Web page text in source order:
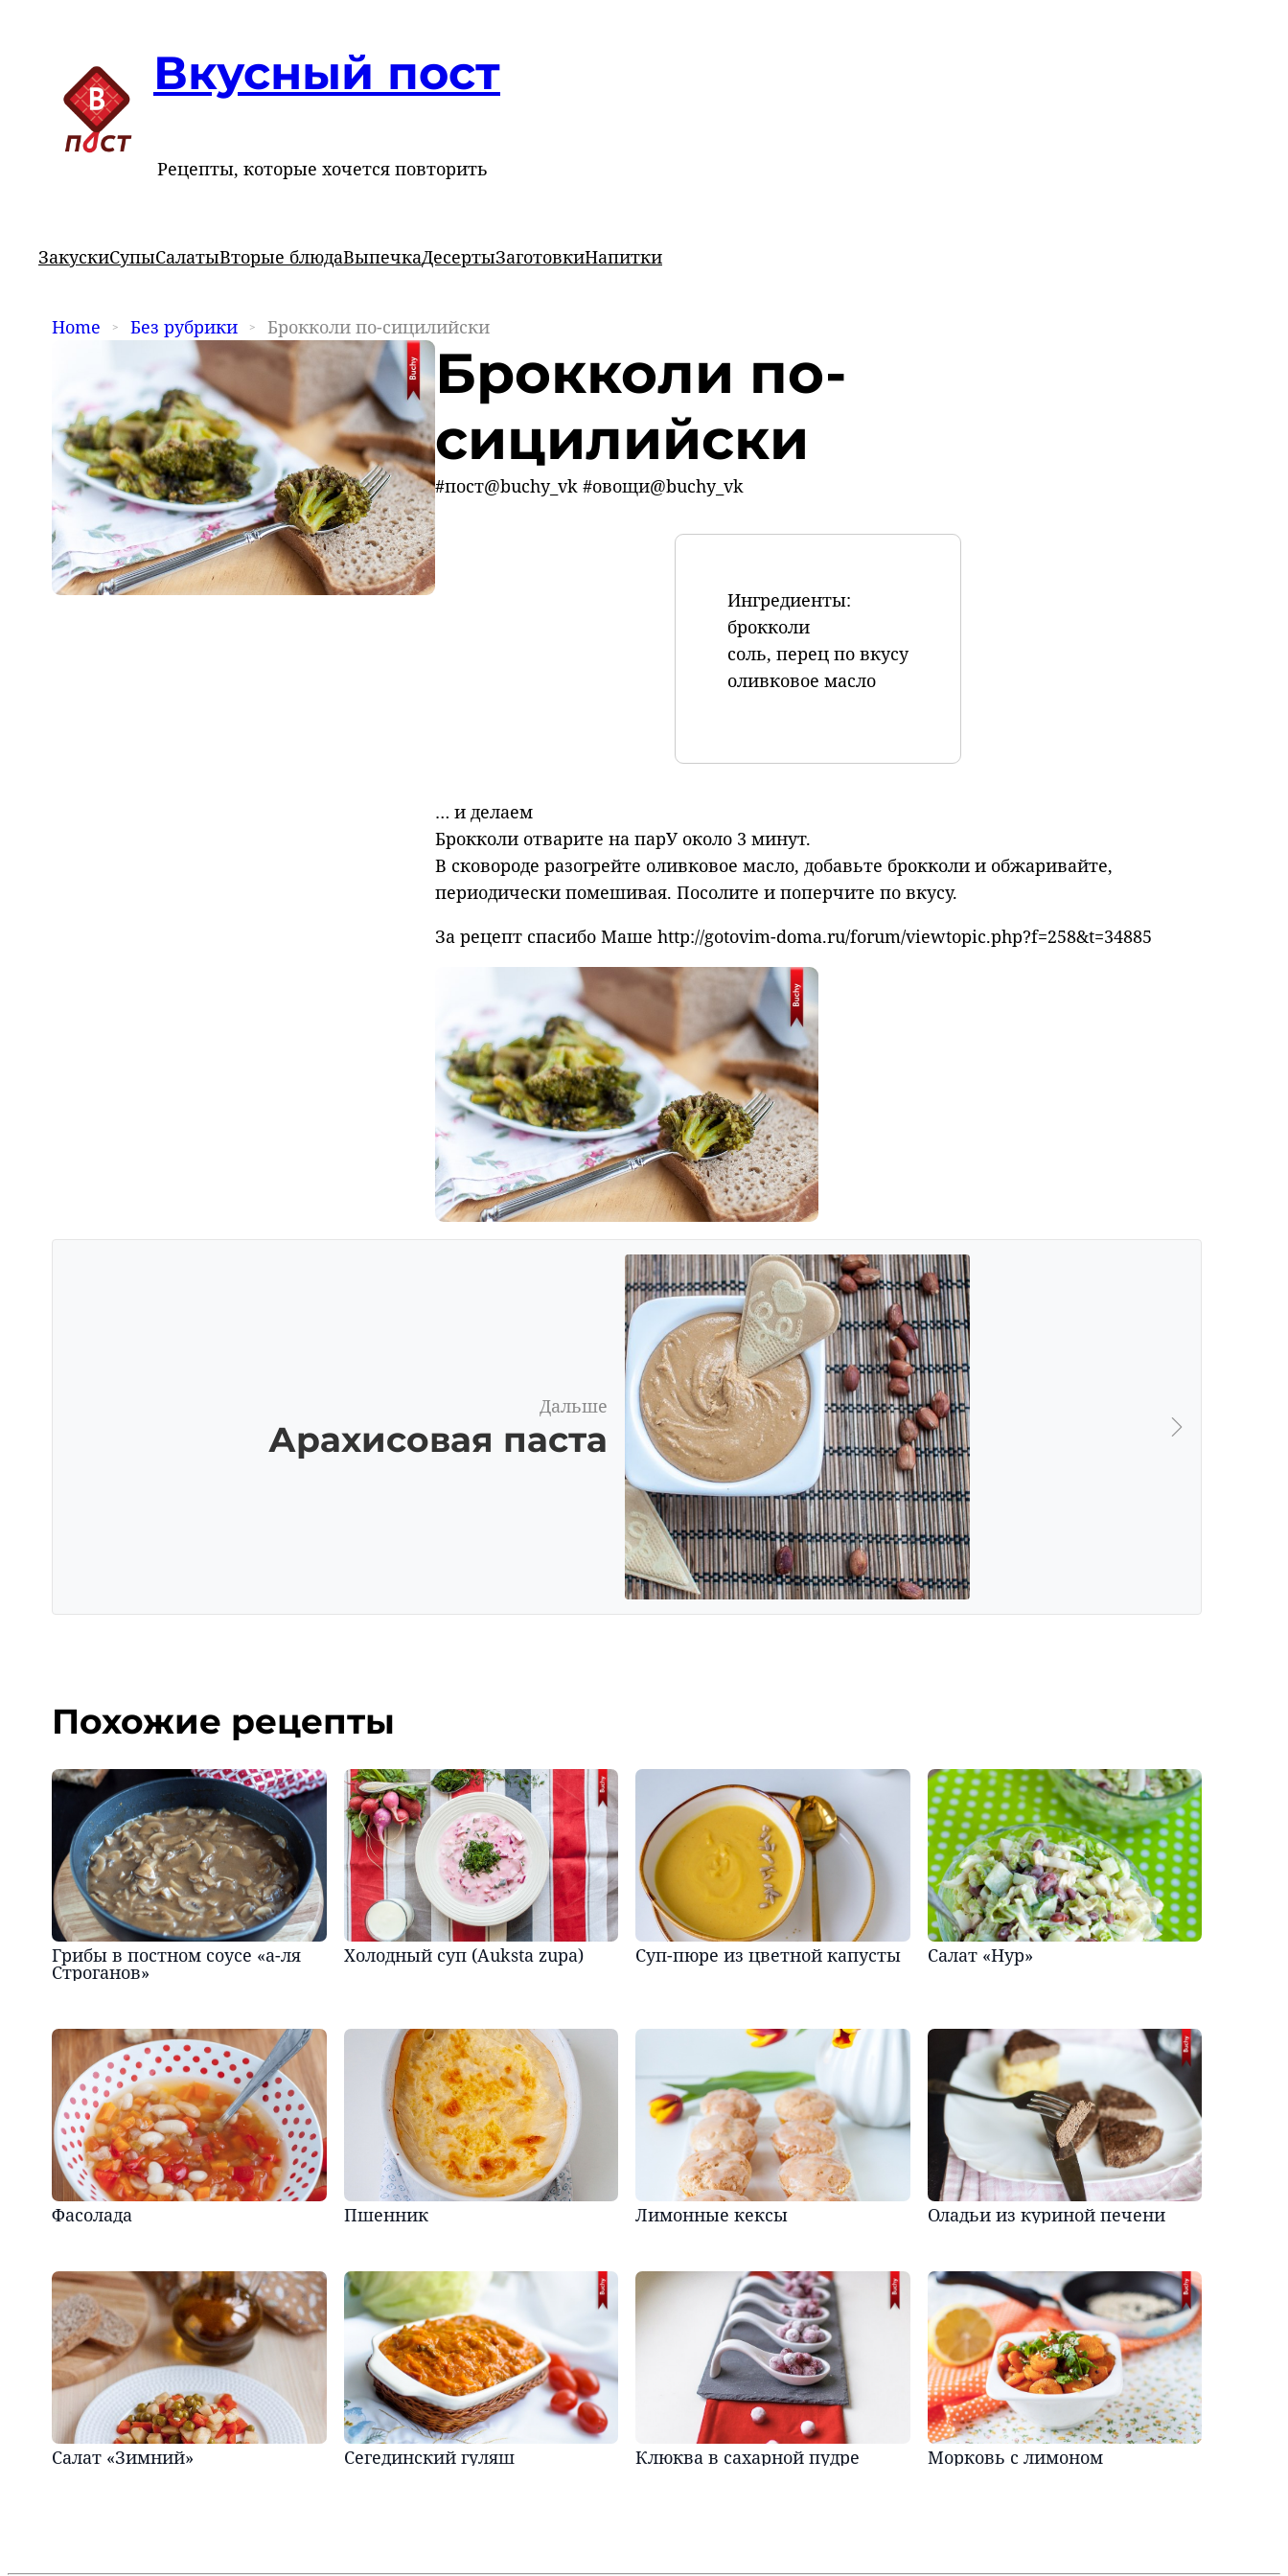
Вкусный пост
Рецепты, которые хочется повторить
ЗакускиСупыСалатыВторые блюдаВыпечкаДесертыЗаготовкиНапитки
Home Без рубрики Брокколи по-сицилийски
Брокколи по-
сицилийски
#пост@buchy_vk #овощи@buchy_vk
Ингредиенты:
брокколи
соль, перец по вкусу
оливковое масло
… и делаем
Брокколи отварите на парУ около 3 минут.
В сковороде разогрейте оливковое масло, добавьте брокколи и обжаривайте,
периодически помешивая. Посолите и поперчите по вкусу.
За рецепт спасибо Маше http://gotovim-doma.ru/forum/viewtopic.php?f=258&t=34885
Дальше
Арахисовая паста
Похожие рецепты
Грибы в постном соусе «а-ля
Строганов»
Холодный суп (Auksta zupa) Суп-пюре из цветной капусты Салат «Нур»
Фасолада Пшенник Лимонные кексы Оладьи из куриной печени
Салат «Зимний» Сегединский гуляш Клюква в сахарной пудре Морковь с лимоном